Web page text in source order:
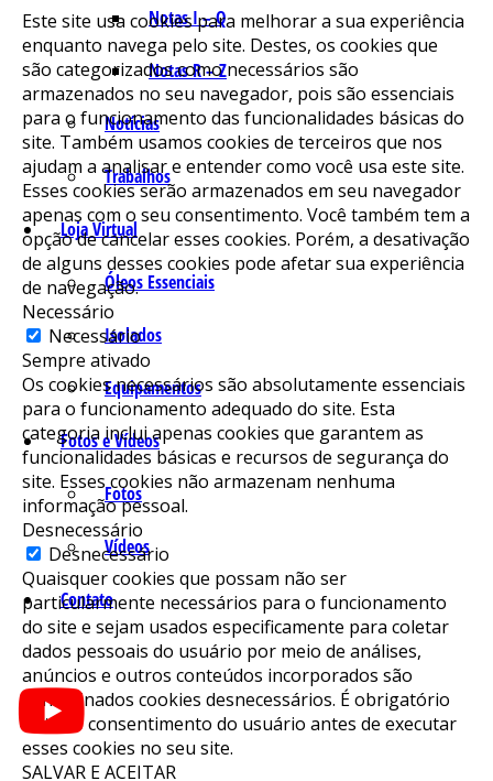
Notas I – Q
Notas R – Z
Notícias
Trabalhos
Loja Virtual
Óleos Essenciais
Isolados
Equipamentos
Fotos e Vídeos
Fotos
Vídeos
Contato
Este site usa cookies para melhorar a sua experiência
enquanto navega pelo site. Destes, os cookies que
são categorizados como necessários são
armazenados no seu navegador, pois são essenciais
para o funcionamento das funcionalidades básicas do
site. Também usamos cookies de terceiros que nos
ajudam a analisar e entender como você usa este site.
Esses cookies serão armazenados em seu navegador
apenas com o seu consentimento. Você também tem a
opção de cancelar esses cookies. Porém, a desativação
de alguns desses cookies pode afetar sua experiência
de navegação.
Necessário
Necessário
Sempre ativado
Os cookies necessários são absolutamente essenciais
para o funcionamento adequado do site. Esta
categoria inclui apenas cookies que garantem as
funcionalidades básicas e recursos de segurança do
site. Esses cookies não armazenam nenhuma
informação pessoal.
Desnecessário
Desnecessário
Quaisquer cookies que possam não ser
particularmente necessários para o funcionamento
do site e sejam usados ​​especificamente para coletar
dados pessoais do usuário por meio de análises,
anúncios e outros conteúdos incorporados são
denominados cookies desnecessários. É obrigatório
obter o consentimento do usuário antes de executar
esses cookies no seu site.
SALVAR E ACEITAR